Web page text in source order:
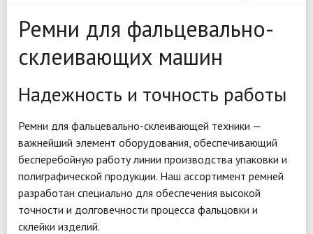
Ремни для фальцевально-
склеивающих машин
Надежность и точность работы
Ремни для фальцевально-склеивающей техники —
важнейший элемент оборудования, обеспечивающий
бесперебойную работу линии производства упаковки и
полиграфической продукции. Наш ассортимент ремней
разработан специально для обеспечения высокой
точности и долговечности процесса фальцовки и
склейки изделий.